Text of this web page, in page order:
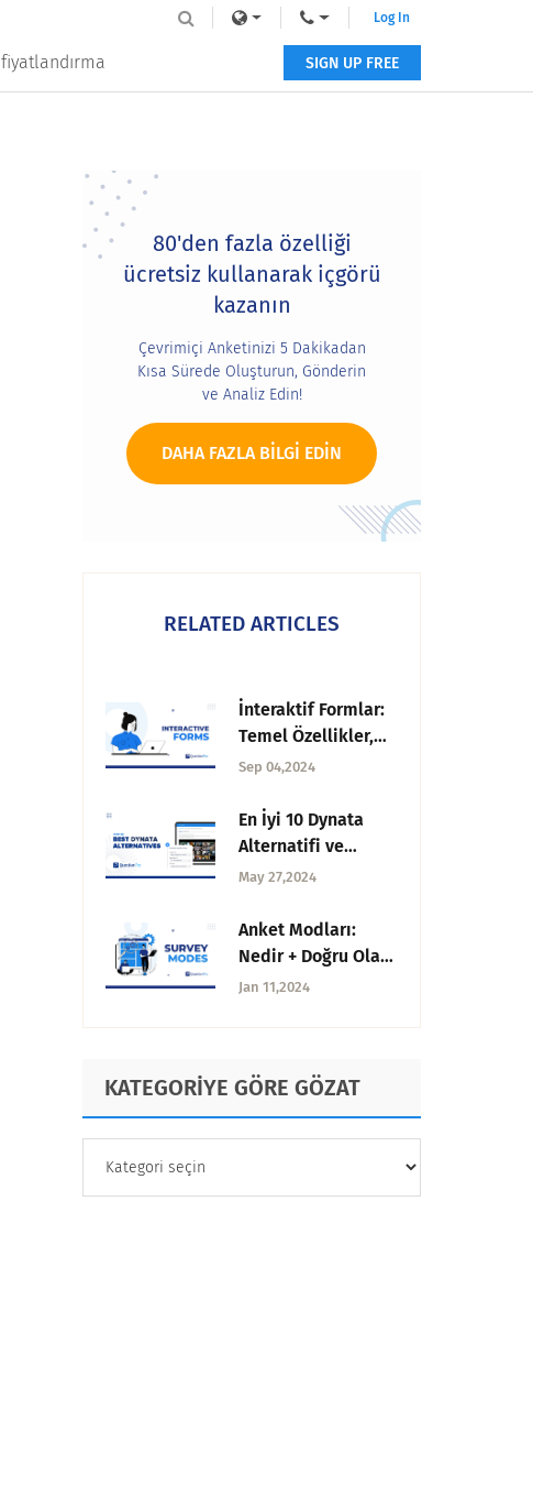
fiyatlandırma
Log In
SIGN UP FREE
Primary
Sidebar80'den fazla özelliği
ücretsiz kullanarak içgörü
kazanın
Çevrimiçi Anketinizi 5 Dakikadan
Kısa Sürede Oluşturun, Gönderin
ve Analiz Edin!
DAHA FAZLA BILGI EDIN
RELATED ARTICLES
İnteraktif Formlar:
Temel Özellikler,
Faydalar, Kullanım
İpuçları
Sep 04,2024
En İyi 10 Dynata
Alternatifi ve
Rakibi
May 27,2024
Anket Modları:
Nedir + Doğru Olanı
Seçmek İçin
Jan 11,2024
KATEGORİYE GÖRE GÖZAT
GÖRE
GÖZAT